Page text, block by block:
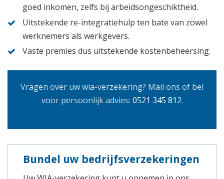
goed inkomen, zelfs bij arbeidsongeschiktheid.
Uitstekende re-integratiehulp ten bate van zowel
werknemers als werkgevers.
Vaste premies dus uitstekende kostenbeheersing.
Vragen over uw wia-verzekering? Mail ons of bel
voor persoonlijk advies: 0521 345 812.
Bundel uw bedrijfsverzekeringen